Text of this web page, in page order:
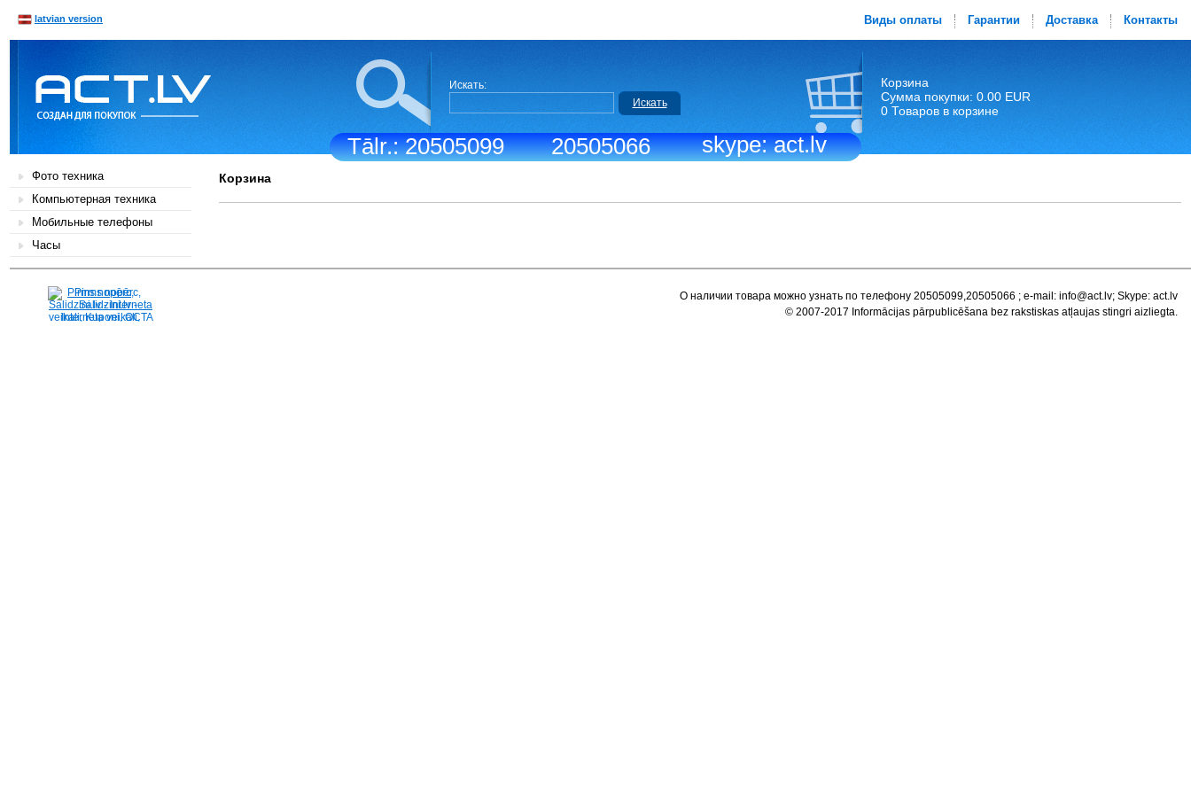
Tālr.: 20505099 20505066 skype: act.lv
latvian version Виды оплаты Гарантии Доставка Контакты
Искать:
Искать
Корзина
Сумма покупки: 0.00 EUR
0 Товаров в корзине
Фото техника
Компьютерная техника
Мобильные телефоны
Часы
Корзина
Pirms nopērc,
Salidzini.lv - Interneta
veikali, Kuponi, OCTA
О наличии товара можно узнать по телефону 20505099,20505066 ; e-mail: info@act.lv; Skype: act.lv
© 2007-2017 Informācijas pārpublicēšana bez rakstiskas atļaujas stingri aizliegta.